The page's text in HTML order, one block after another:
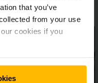
that you’ve
from your use
cookies if you